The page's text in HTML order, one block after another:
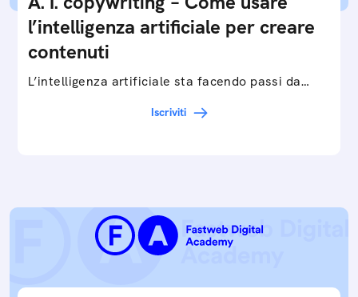
l’intelligenza artificiale per creare
contenuti
L’intelligenza artificiale sta facendo passi da
interpretazione dei big data ai chatbot e virtual…
Iscriviti